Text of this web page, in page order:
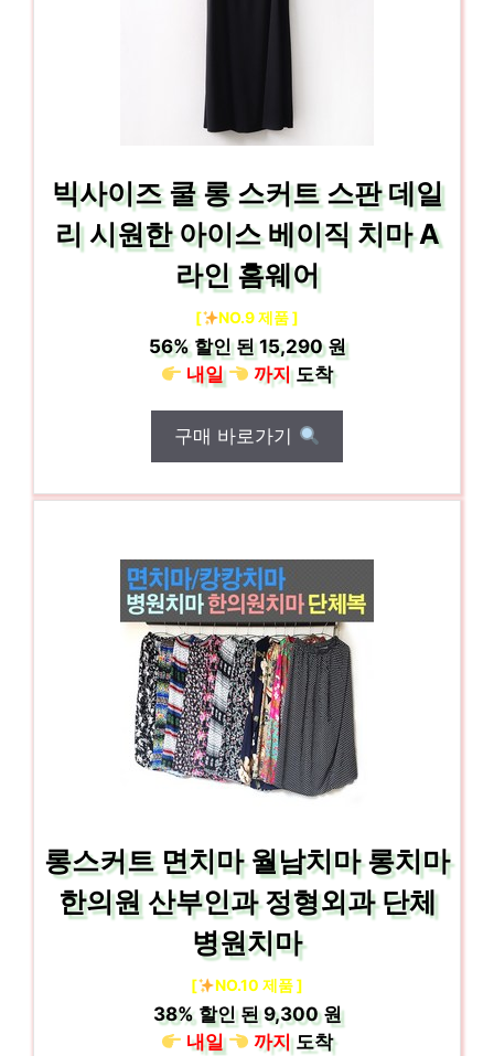
빅사이즈 쿨 롱 스커트 스판 데일
리 시원한 아이스 베이직 치마 A
라인 홈웨어
[ NO.9 제품 ]
56%할인 된15,290 원
내일
까지도착
구매 바로가기
롱스커트 면치마 월남치마 롱치마
한의원 산부인과 정형외과 단체
병원치마
[ NO.10 제품 ]
38%할인 된9,300 원
내일
까지도착